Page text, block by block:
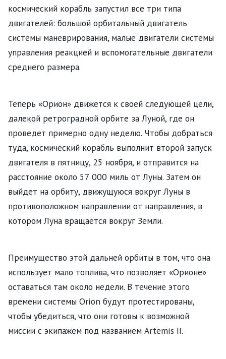
космический корабль запустил все три типа
двигателей: большой орбитальный двигатель
системы маневрирования, малые двигатели системы
управления реакцией и вспомогательные двигатели
среднего размера.
Теперь «Орион» движется к своей следующей цели,
далекой ретроградной орбите за Луной, где он
проведет примерно одну неделю. Чтобы добраться
туда, космический корабль выполнит второй запуск
двигателя в пятницу, 25 ноября, и отправится на
расстояние около 57 000 миль от Луны. Затем он
выйдет на орбиту, движущуюся вокруг Луны в
противоположном направлении от направления, в
котором Луна вращается вокруг Земли.
Преимущество этой дальней орбиты в том, что она
использует мало топлива, что позволяет «Орионe»
оставаться там около недели. В течение этого
времени системы Orion будут протестированы,
чтобы убедиться, что они готовы к возможной
миссии с экипажем под названием Artemis II.